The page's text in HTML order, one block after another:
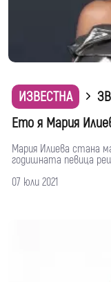
ИЗВЕСТНА
Ето я Мария
Мария Илиева стана
годишната певица
07 юли 2021